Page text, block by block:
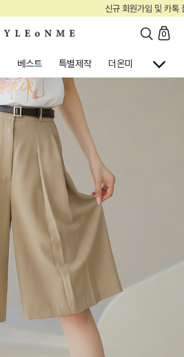
0
베스트 특별제작 더온미 골프웨어